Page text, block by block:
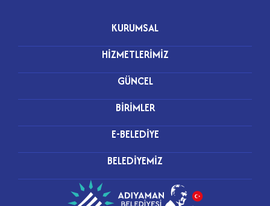
KURUMSAL
HİZMETLERİMİZ
GÜNCEL
BİRİMLER
E-BELEDİYE
BELEDİYEMİZ